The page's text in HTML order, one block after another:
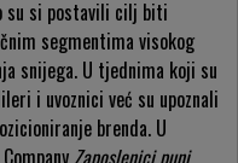
su si postavili cilj biti
segmentima visokog
snijega. U tjednima koji su
i uvoznici već su upoznali
brenda. U
Zaposlenici puni